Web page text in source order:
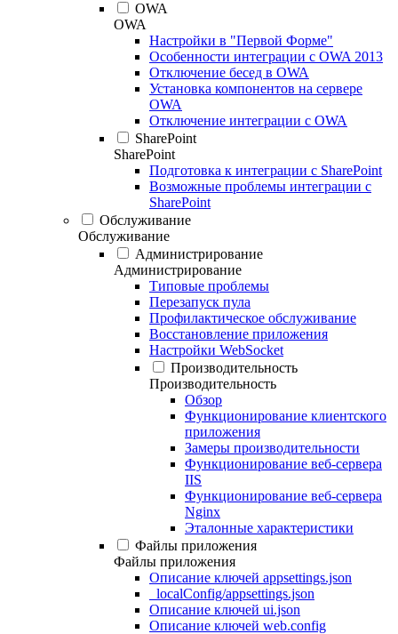
OWA
OWA
Настройки в "Первой Форме"
Особенности интеграции с OWA 2013
Отключение бесед в OWA
Установка компонентов на сервере
OWA
Отключение интеграции с OWA
SharePoint
SharePoint
Подготовка к интеграции с SharePoint
Возможные проблемы интеграции с
SharePoint
Обслуживание
Обслуживание
Администрирование
Администрирование
Типовые проблемы
Перезапуск пула
Профилактическое обслуживание
Восстановление приложения
Настройки WebSocket
Производительность
Производительность
Обзор
Функционирование клиентского
приложения
Замеры производительности
Функционирование веб-сервера
IIS
Функционирование веб-сервера
Nginx
Эталонные характеристики
Файлы приложения
Файлы приложения
Описание ключей appsettings.json
_localConfig/appsettings.json
Описание ключей ui.json
Описание ключей web.config